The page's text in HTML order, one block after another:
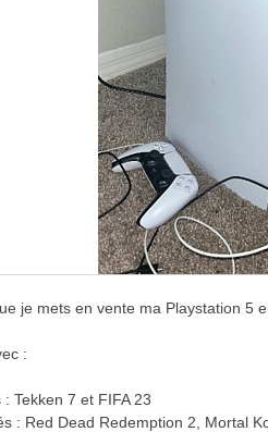
je mets en vente ma Playstation 5
:
Tekken 7 et FIFA 23
: Red Dead Redemption 2, Mortal